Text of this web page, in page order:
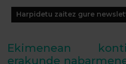
Harpidetu zaitez gure
Ekimenean
erakunde